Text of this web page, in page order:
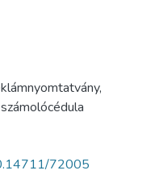
,
számolócédula
72005